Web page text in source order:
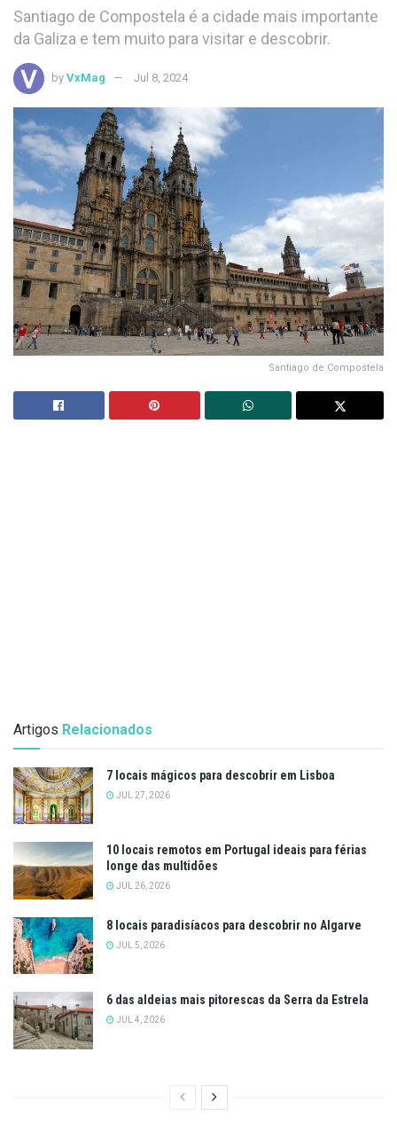
Santiago de Compostela é a cidade mais importante
da Galiza e tem muito para visitar e descobrir.
by VxMag Jul 8, 2024
Santiago de Compostela
Artigos Relacionados
7 locais mágicos para descobrir em Lisboa
JUL 27, 2026
10 locais remotos em Portugal ideais para férias
longe das multidões
JUL 26, 2026
8 locais paradisíacos para descobrir no Algarve
JUL 5, 2026
6 das aldeias mais pitorescas da Serra da Estrela
JUL 4, 2026